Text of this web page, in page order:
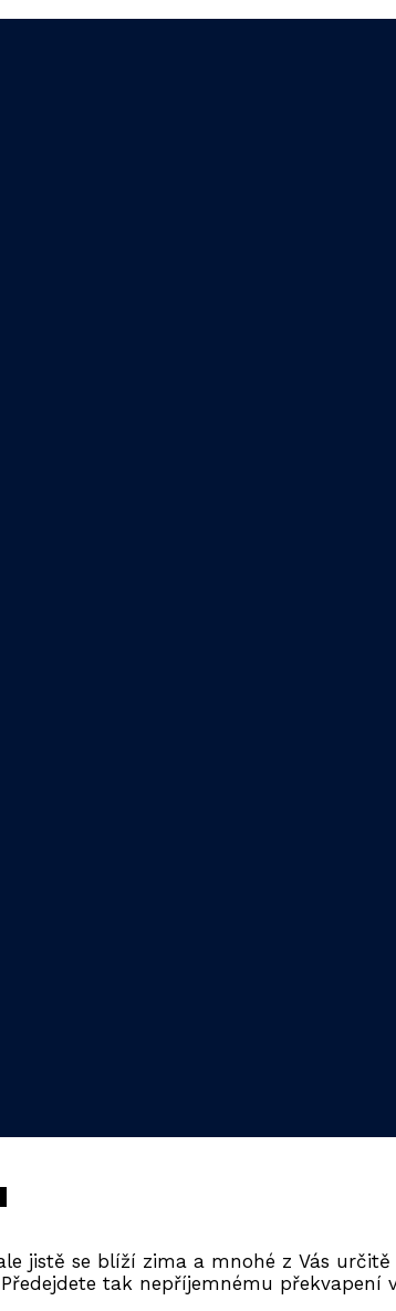
jistě se blíží zima a mnohé z Vás
tak nepříjemnému překvapení